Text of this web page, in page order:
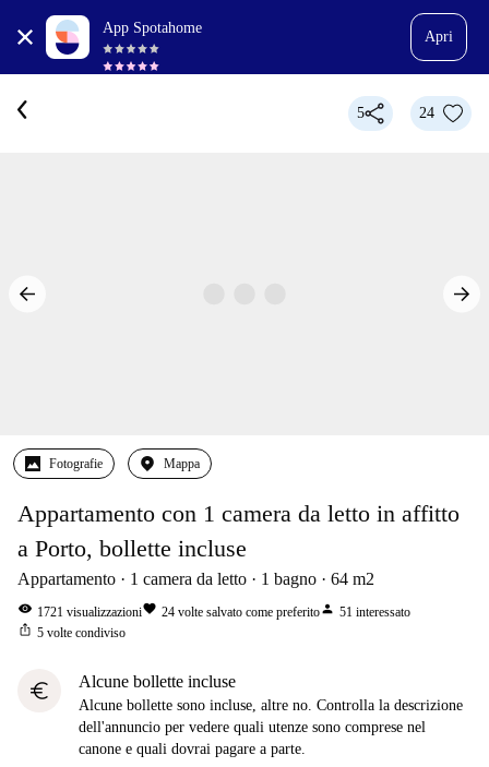
App Spotahome
Apri
5 24
Fotografie Mappa
Appartamento con 1 camera da letto in affitto
a Porto, bollette incluse
Appartamento 1 camera da letto 1 bagno 64 m2
visibility 1721 visualizzazionifavorite 24 volte salvato come preferitoperson 51 interessato
ios_share 5 volte condiviso
euro Alcune bollette incluse
Alcune bollette sono incluse, altre no. Controlla la descrizione
dell'annuncio per vedere quali utenze sono comprese nel
canone e quali dovrai pagare a parte.